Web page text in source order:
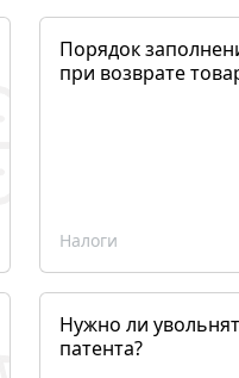
Порядок
при возврате
Налоги
Нужно ли
патента?